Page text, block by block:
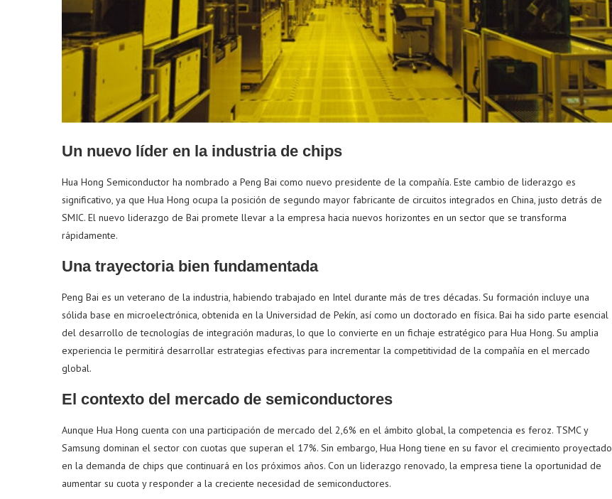
Un nuevo líder en la industria de chips
Hua Hong Semiconductor ha nombrado a Peng Bai como nuevo presidente de la compañía. Este cambio de liderazgo es
significativo, ya que Hua Hong ocupa la posición de segundo mayor fabricante de circuitos integrados en China, justo detrás de
SMIC. El nuevo liderazgo de Bai promete llevar a la empresa hacia nuevos horizontes en un sector que se transforma
rápidamente.
Una trayectoria bien fundamentada
Peng Bai es un veterano de la industria, habiendo trabajado en Intel durante más de tres décadas. Su formación incluye una
sólida base en microelectrónica, obtenida en la Universidad de Pekín, así como un doctorado en física. Bai ha sido parte esencial
del desarrollo de tecnologías de integración maduras, lo que lo convierte en un fichaje estratégico para Hua Hong. Su amplia
experiencia le permitirá desarrollar estrategias efectivas para incrementar la competitividad de la compañía en el mercado
global.
El contexto del mercado de semiconductores
Aunque Hua Hong cuenta con una participación de mercado del 2,6% en el ámbito global, la competencia es feroz. TSMC y
Samsung dominan el sector con cuotas que superan el 17%. Sin embargo, Hua Hong tiene en su favor el crecimiento proyectado
en la demanda de chips que continuará en los próximos años. Con un liderazgo renovado, la empresa tiene la oportunidad de
aumentar su cuota y responder a la creciente necesidad de semiconductores.